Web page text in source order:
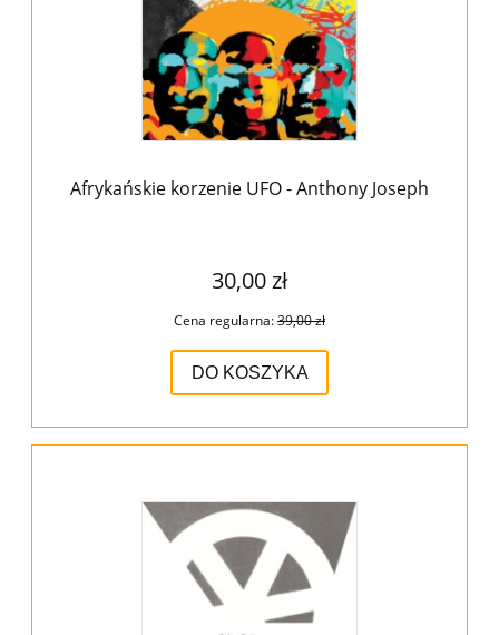
Afrykańskie korzenie UFO - Anthony Joseph
30,00 zł
Cena regularna:39,00 zł
DO KOSZYKA